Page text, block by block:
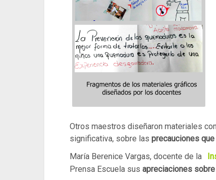
Otros maestros diseñaron materiales
significativa, sobre las precauciones
María Berenice Vargas, docente de la
Prensa Escuela sus apreciaciones